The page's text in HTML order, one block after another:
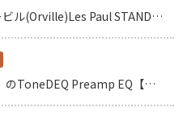
【中古ギター高価買取】オービル(Orville)Les Paul STANDARDについて【by Gibson】
FISHMAN（フィッシュマン）のToneDEQ Preamp EQ【アンプ】